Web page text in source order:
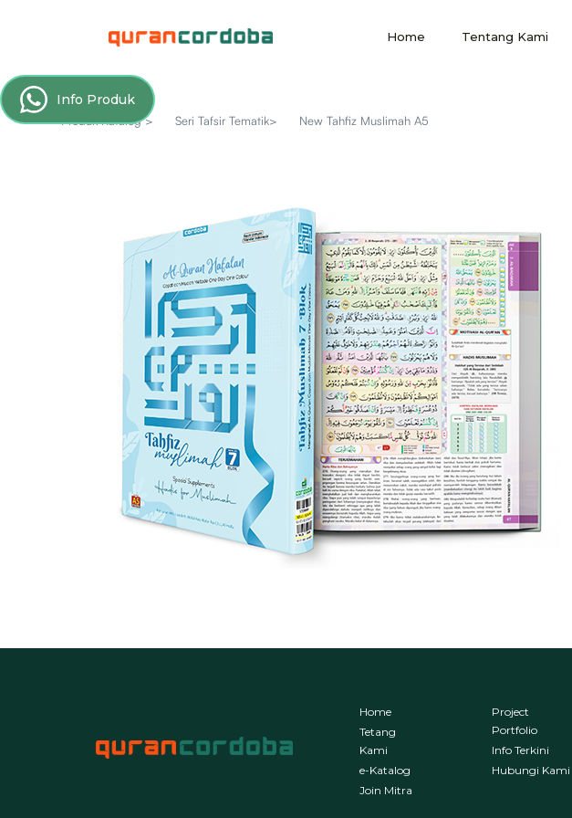
Home Tentang Kami
Info Produk
Produk Katalog > Seri Tafsir Tematik> New Tahfiz Muslimah A5
Home
Tetang
Kami
e-Katalog
Join Mitra
Project
Portfolio
Info Terkini
Hubungi Kami